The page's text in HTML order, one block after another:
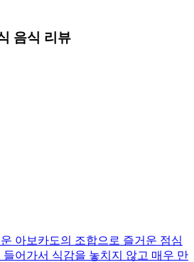
음식 리뷰
아보카도의 조합으로 즐거운 점심
어가서 식감을 놓치지 않고 매우 만